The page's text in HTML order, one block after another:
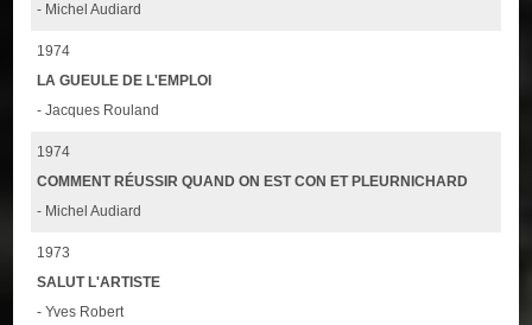
- Michel Audiard
1974
LA GUEULE DE L'EMPLOI
- Jacques Rouland
1974
COMMENT RÉUSSIR QUAND ON EST CON ET PLEURNICHARD
- Michel Audiard
1973
SALUT L'ARTISTE
- Yves Robert